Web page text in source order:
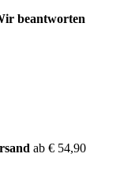
beantworten
ab € 54,90